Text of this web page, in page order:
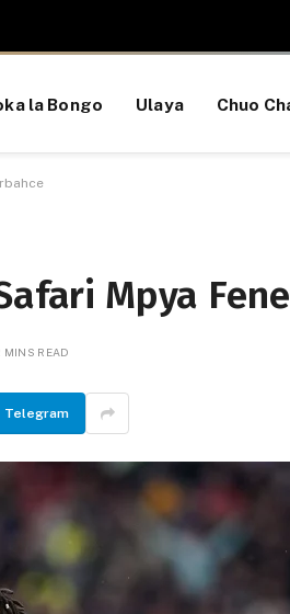
la Bongo Ulaya Chuo
Mpya
MINS READ
Telegram